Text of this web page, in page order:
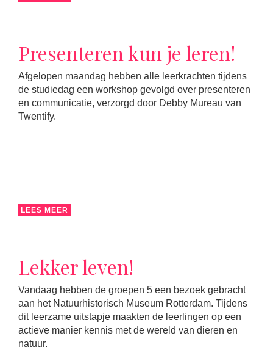
Presenteren kun je leren!
Afgelopen maandag hebben alle leerkrachten tijdens
de studiedag een workshop gevolgd over presenteren
en communicatie, verzorgd door Debby Mureau van
Twentify.
LEES MEER
Lekker leven!
Vandaag hebben de groepen 5 een bezoek gebracht
aan het Natuurhistorisch Museum Rotterdam. Tijdens
dit leerzame uitstapje maakten de leerlingen op een
actieve manier kennis met de wereld van dieren en
natuur.